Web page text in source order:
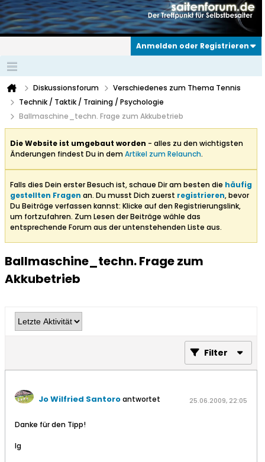
Anmelden oder Registrieren
Diskussionsforum
Verschiedenes zum Thema Tennis
Technik / Taktik / Training / Psychologie
Ballmaschine_techn. Frage zum Akkubetrieb
Die Website ist umgebaut worden - alles zu den wichtigsten
Änderungen findest Du in demArtikel zum Relaunch.
Falls dies Dein erster Besuch ist, schaue Dir am besten die häufig
gestellten Fragen an. Du musst Dich zuerst registrieren, bevor
Du Beiträge verfassen kannst: Klicke auf den Registrierungslink,
um fortzufahren. Zum Lesen der Beiträge wähle das
entsprechende Forum aus der untenstehenden Liste aus.
Ballmaschine_techn. Frage zum
Akkubetrieb
Filter
Jo Wilfried Santoroantwortet 25.06.2009, 22:05
Danke für den Tipp!
lg